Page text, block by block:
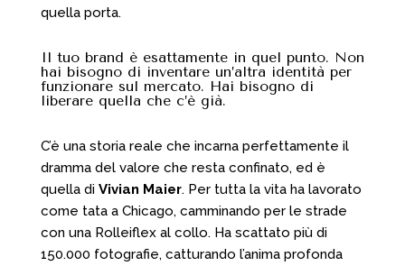
quella porta.
Il tuo brand è esattamente in quel punto. Non
hai bisogno di inventare un’altra identità per
funzionare sul mercato. Hai bisogno di
liberare quella che c’è già.
C’è una storia reale che incarna perfettamente il
dramma del valore che resta confinato, ed è
quella di Vivian Maier. Per tutta la vita ha lavorato
come tata a Chicago, camminando per le strade
con una Rolleiflex al collo. Ha scattato più di
150.000 fotografie, catturando l’anima profonda